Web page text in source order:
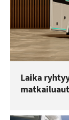
Laika